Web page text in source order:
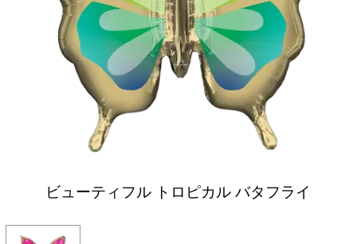
ビューティフル トロピカル バタフライ